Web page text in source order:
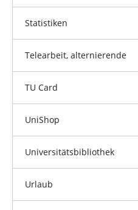
Statistiken
Telearbeit, alternierende
TU Card
UniShop
Universitätsbibliothek
Urlaub